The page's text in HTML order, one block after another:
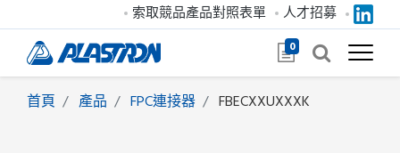
0
索取競品產品對照表單 人才招募
首頁 產品 FPC連接器 FBECXXUXXXK